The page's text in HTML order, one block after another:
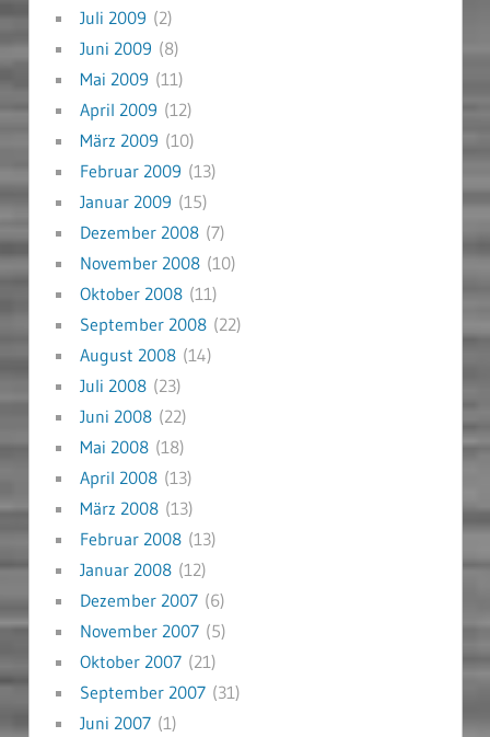
Juli 2009 (2)
Juni 2009 (8)
Mai 2009 (11)
April 2009 (12)
März 2009 (10)
Februar 2009 (13)
Januar 2009 (15)
Dezember 2008(7)
November 2008(10)
Oktober 2008(11)
September 2008(22)
August 2008(14)
Juli 2008(23)
Juni 2008(22)
Mai 2008(18)
April 2008(13)
März 2008(13)
Februar 2008(13)
Januar 2008(12)
Dezember 2007(6)
November 2007(5)
Oktober 2007(21)
September 2007(31)
Juni 2007(1)